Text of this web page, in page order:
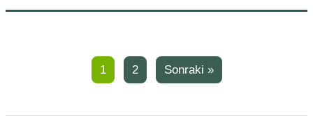
1 2 Sonraki »